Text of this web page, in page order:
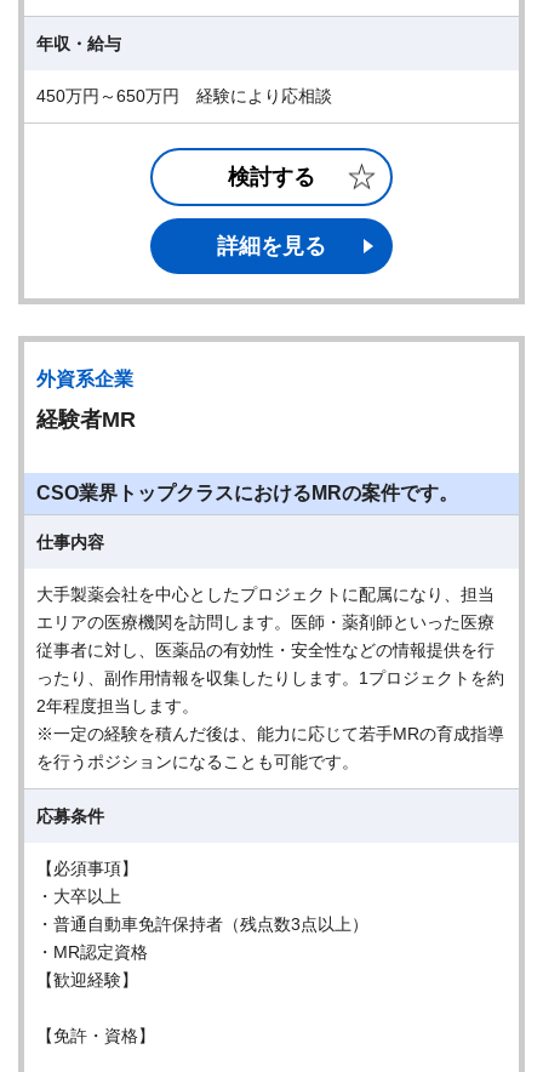
年収・給与
450万円～650万円 経験により応相談
検討する
詳細を見る
外資系企業
経験者MR
CSO業界トップクラスにおけるMRの案件です。
仕事内容
大手製薬会社を中心としたプロジェクトに配属になり、担当
エリアの医療機関を訪問します。医師・薬剤師といった医療
従事者に対し、医薬品の有効性・安全性などの情報提供を行
ったり、副作用情報を収集したりします。1プロジェクトを約
2年程度担当します。
※一定の経験を積んだ後は、能力に応じて若手MRの育成指導
を行うポジションになることも可能です。
応募条件
【必須事項】
・大卒以上
・普通自動車免許保持者（残点数3点以上）
・MR認定資格
【歓迎経験】
【免許・資格】